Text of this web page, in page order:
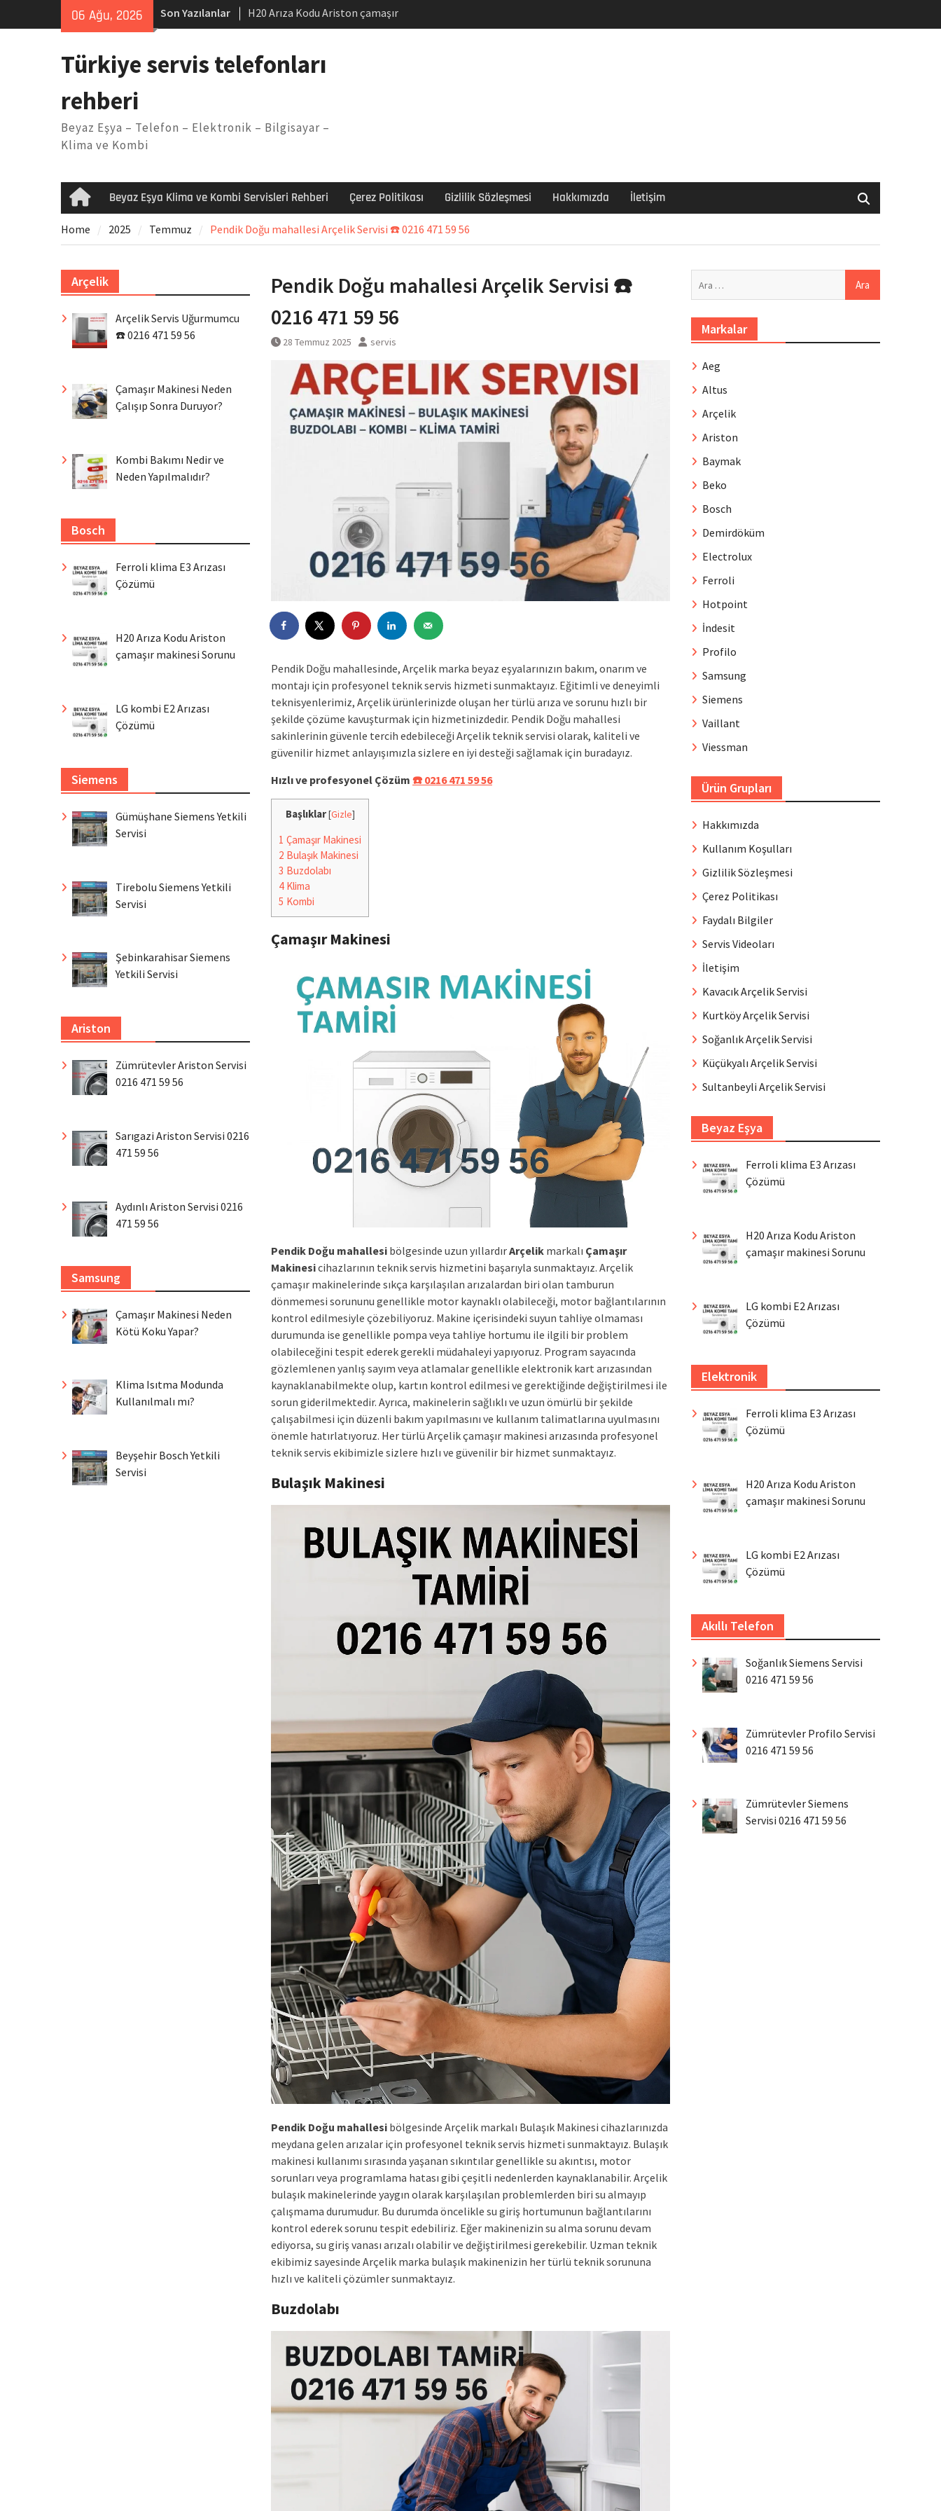
06 Ağu, 2026 Son Yazılanlar
H20 Arıza Kodu Ariston çamaşır
makinesi Sorunu
Arçelik buzdolabı F5 Hatası Çözüm
Ferroli klima E3 Arızası Çözümü
Türkiye servis telefonları
rehberi
Beyaz Eşya – Telefon – Elektronik – Bilgisayar –
Klima ve Kombi
HomeBeyaz Eşya Klima ve Kombi Servisleri Rehberi Çerez Politikası Gizlilik Sözleşmesi Hakkımızda İletişim
Home 2025 Temmuz Pendik Doğu mahallesi Arçelik Servisi ☎️ 0216 471 59 56
Pendik Doğu mahallesi Arçelik Servisi ☎️
0216 471 59 56
28 Temmuz 2025 servis
Pendik Doğu mahallesinde, Arçelik marka beyaz eşyalarınızın bakım, onarım ve
montajı için profesyonel teknik servis hizmeti sunmaktayız. Eğitimli ve deneyimli
teknisyenlerimiz, Arçelik ürünlerinizde oluşan her türlü arıza ve sorunu hızlı bir
şekilde çözüme kavuşturmak için hizmetinizdedir. Pendik Doğu mahallesi
sakinlerinin güvenle tercih edebileceği Arçelik teknik servisi olarak, kaliteli ve
güvenilir hizmet anlayışımızla sizlere en iyi desteği sağlamak için buradayız.
Hızlı ve profesyonel Çözüm ☎️ 0216 471 59 56
Başlıklar [Gizle]
1 Çamaşır Makinesi
2 Bulaşık Makinesi
3 Buzdolabı
4 Klima
5 Kombi
Çamaşır Makinesi
Pendik Doğu mahallesi bölgesinde uzun yıllardırArçelik markalı Çamaşır
Makinesicihazlarının teknik servis hizmetini başarıyla sunmaktayız. Arçelik
çamaşır makinelerinde sıkça karşılaşılan arızalardan biri olan tamburun
dönmemesi sorununu genellikle motor kaynaklı olabileceği, motor bağlantılarının
kontrol edilmesiyle çözebiliyoruz. Makine içerisindeki suyun tahliye olmaması
durumunda ise genellikle pompa veya tahliye hortumu ile ilgili bir problem
olabileceğini tespit ederek gerekli müdahaleyi yapıyoruz. Program sayacında
gözlemlenen yanlış sayım veya atlamalar genellikle elektronik kart arızasından
kaynaklanabilmekte olup, kartın kontrol edilmesi ve gerektiğinde değiştirilmesi ile
sorun giderilmektedir. Ayrıca, makinelerin sağlıklı ve uzun ömürlü bir şekilde
çalışabilmesi için düzenli bakım yapılmasını ve kullanım talimatlarına uyulmasını
önemle hatırlatıyoruz. Her türlü Arçelik çamaşır makinesi arızasında profesyonel
teknik servis ekibimizle sizlere hızlı ve güvenilir bir hizmet sunmaktayız.
Bulaşık Makinesi
Pendik Doğu mahallesi bölgesinde Arçelik markalı Bulaşık Makinesi cihazlarınızda
meydana gelen arızalar için profesyonel teknik servis hizmeti sunmaktayız. Bulaşık
makinesi kullanımı sırasında yaşanan sıkıntılar genellikle su akıntısı, motor
sorunları veya programlama hatası gibi çeşitli nedenlerden kaynaklanabilir. Arçelik
bulaşık makinelerinde yaygın olarak karşılaşılan problemlerden biri su almayıp
çalışmama durumudur. Bu durumda öncelikle su giriş hortumunun bağlantılarını
kontrol ederek sorunu tespit edebiliriz. Eğer makinenizin su alma sorunu devam
ediyorsa, su giriş vanası arızalı olabilir ve değiştirilmesi gerekebilir. Uzman teknik
ekibimiz sayesinde Arçelik marka bulaşık makinenizin her türlü teknik sorununa
hızlı ve kaliteli çözümler sunmaktayız.
Buzdolabı
Markalar
Aeg
Altus
Arçelik
Ariston
Baymak
Beko
Bosch
Demirdöküm
Electrolux
Ferroli
Hotpoint
İndesit
Profilo
Samsung
Siemens
Vaillant
Viessman
Ürün Grupları
Hakkımızda
Kullanım Koşulları
Gizlilik Sözleşmesi
Çerez Politikası
Faydalı Bilgiler
Servis Videoları
İletişim
Kavacık Arçelik Servisi
Kurtköy Arçelik Servisi
Soğanlık Arçelik Servisi
Küçükyalı Arçelik Servisi
Sultanbeyli Arçelik Servisi
Beyaz Eşya
Ferroli klima E3 Arızası
Çözümü
H20 Arıza Kodu Ariston
çamaşır makinesi Sorunu
LG kombi E2 Arızası
Çözümü
Elektronik
Ferroli klima E3 Arızası
Çözümü
H20 Arıza Kodu Ariston
çamaşır makinesi Sorunu
LG kombi E2 Arızası
Çözümü
Akıllı Telefon
Soğanlık Siemens Servisi
0216 471 59 56
Zümrütevler Profilo Servisi
0216 471 59 56
Zümrütevler Siemens
Servisi 0216 471 59 56
Arçelik
Arçelik Servis Uğurmumcu
☎️ 0216 471 59 56
Çamaşır Makinesi Neden
Çalışıp Sonra Duruyor?
Kombi Bakımı Nedir ve
Neden Yapılmalıdır?
Bosch
Ferroli klima E3 Arızası
Çözümü
H20 Arıza Kodu Ariston
çamaşır makinesi Sorunu
LG kombi E2 Arızası
Çözümü
Siemens
Gümüşhane Siemens Yetkili
Servisi
Tirebolu Siemens Yetkili
Servisi
Şebinkarahisar Siemens
Yetkili Servisi
Ariston
Zümrütevler Ariston Servisi
0216 471 59 56
Sarıgazi Ariston Servisi 0216
471 59 56
Aydınlı Ariston Servisi 0216
471 59 56
Samsung
Çamaşır Makinesi Neden
Kötü Koku Yapar?
Klima Isıtma Modunda
Kullanılmalı mı?
Beyşehir Bosch Yetkili
Servisi